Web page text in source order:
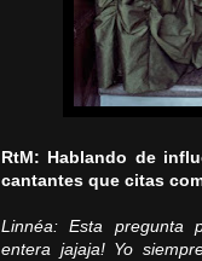
RtM: Hablando de
cantantes que citas
Linnéa: Esta pregunta
entera jajaja! Yo